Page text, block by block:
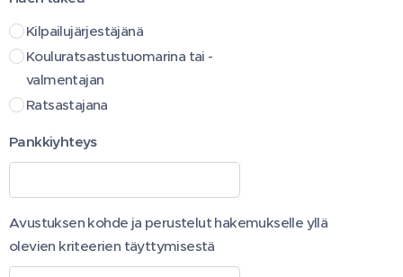
Kilpailujärjestäjänä
Kouluratsastustuomarina tai -
valmentajan
Ratsastajana
Pankkiyhteys
Avustuksen kohde ja perustelut hakemukselle yllä
olevien kriteerien täyttymisestä